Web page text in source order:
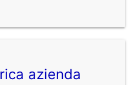
azienda